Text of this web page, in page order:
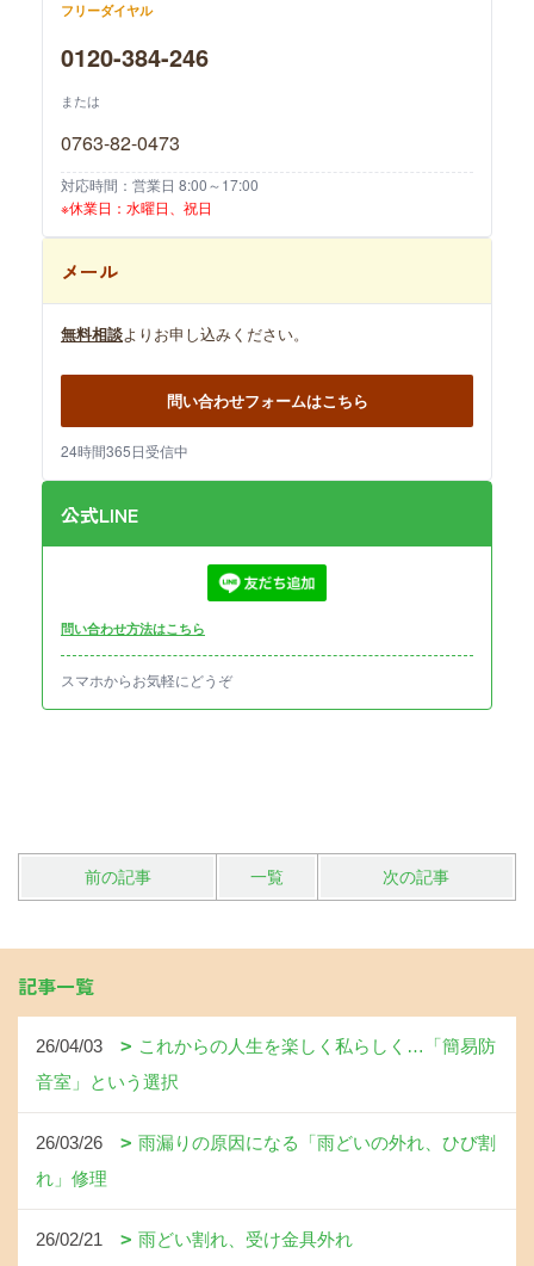
フリーダイヤル
0120-384-246
または
0763-82-0473
対応時間：営業日 8:00～17:00
※休業日：水曜日、祝日
メール
無料相談よりお申し込みください。
問い合わせフォームはこちら
24時間365日受信中
公式LINE
問い合わせ方法はこちら
スマホからお気軽にどうぞ
前の記事 一覧 次の記事
記事一覧
26/04/03
これからの人生を楽しく私らしく…「簡易防
音室」という選択
26/03/26
雨漏りの原因になる「雨どいの外れ、ひび割
れ」修理
26/02/21 雨どい割れ、受け金具外れ